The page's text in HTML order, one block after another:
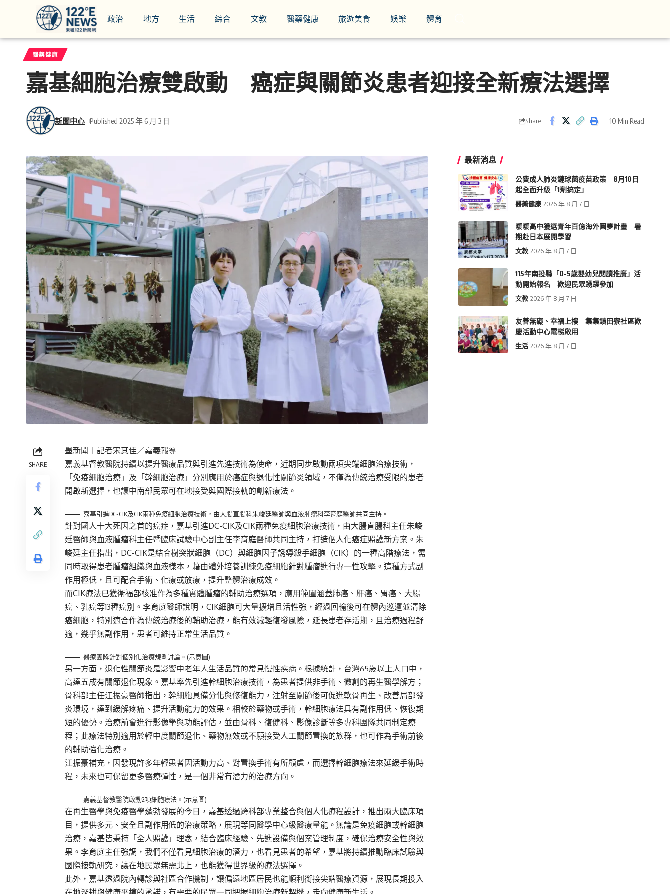
政治 地方 生活 綜合 文教 醫藥健康 旅遊美食 娛樂 體育
醫藥健康
嘉基細胞治療雙啟動 癌症與關節炎患者迎接全新療法選擇
新聞中心 Published 2025 年 6 月 3 日 Share 10 Min Read
SHARE
墨新聞 ｜記者宋其佳／嘉義報導
嘉義基督教醫院持續以提升醫療品質與引進先進技術為使命，近期同步啟動兩項尖端細胞治療技術，
「免疫細胞治療」及「幹細胞治療」分別應用於癌症與退化性關節炎領域，不僅為傳統治療受限的患者
開啟新選擇，也讓中南部民眾可在地接受與國際接軌的創新療法。
嘉基引進DC-CIK及CIK兩種免疫細胞治療技術，由大腸直腸科朱峻廷醫師與血液腫瘤科李育庭醫師共同主持。
針對國人十大死因之首的癌症，嘉基引進DC-CIK及CIK兩種免疫細胞治療技術，由大腸直腸科主任朱峻
廷醫師與血液腫瘤科主任暨臨床試驗中心副主任李育庭醫師共同主持，打造個人化癌症照護新方案。朱
峻廷主任指出，DC-CIK是結合樹突狀細胞（DC）與細胞因子誘導殺手細胞（CIK）的一種高階療法，需
同時取得患者腫瘤組織與血液樣本，藉由體外培養訓練免疫細胞針對腫瘤進行專一性攻擊。這種方式副
作用極低，且可配合手術、化療或放療，提升整體治療成效。
而CIK療法已獲衛福部核准作為多種實體腫瘤的輔助治療選項，應用範圍涵蓋肺癌、肝癌、胃癌、大腸
癌、乳癌等13種癌別。李育庭醫師說明，CIK細胞可大量擴增且活性強，經過回輸後可在體內巡邏並清除
癌細胞，特別適合作為傳統治療後的輔助治療，能有效減輕復發風險，延長患者存活期，且治療過程舒
適，幾乎無副作用，患者可維持正常生活品質。
醫療團隊針對個別化治療規劃討論。(示意圖)
另一方面，退化性關節炎是影響中老年人生活品質的常見慢性疾病。根據統計，台灣65歲以上人口中，
高達五成有關節退化現象。嘉基率先引進幹細胞治療技術，為患者提供非手術、微創的再生醫學解方；
骨科部主任江振豪醫師指出，幹細胞具備分化與修復能力，注射至關節後可促進軟骨再生、改善局部發
炎環境，達到緩解疼痛、提升活動能力的效果。相較於藥物或手術，幹細胞療法具有副作用低、恢復期
短的優勢。治療前會進行影像學與功能評估，並由骨科、復健科、影像診斷等多專科團隊共同制定療
程；此療法特別適用於輕中度關節退化、藥物無效或不願接受人工關節置換的族群，也可作為手術前後
的輔助強化治療。
江振豪補充，因發現許多年輕患者因活動力高、對置換手術有所顧慮，而選擇幹細胞療法來延緩手術時
程，未來也可保留更多醫療彈性，是一個非常有潛力的治療方向。
嘉義基督教醫院啟動2項細胞療法。(示意圖)
在再生醫學與免疫醫學蓬勃發展的今日，嘉基透過跨科部專業整合與個人化療程設計，推出兩大臨床項
目，提供多元、安全且副作用低的治療策略，展現等同醫學中心級醫療量能。無論是免疫細胞或幹細胞
治療，嘉基皆秉持「全人照護」理念，結合臨床經驗、先進設備與個案管理制度，確保治療安全性與效
果。李育庭主任強調，我們不僅看見細胞治療的潛力，也看見患者的希望，嘉基將持續推動臨床試驗與
國際接軌研究，讓在地民眾無需北上，也能獲得世界級的療法選擇。
此外，嘉基透過院內轉診與社區合作機制，讓偏遠地區居民也能順利銜接尖端醫療資源，展現長期投入
在地深耕與健康平權的承諾，有需要的民眾一同把握細胞治療新契機，走向健康新生活。
最新消息
公費成人肺炎鏈球菌疫苗政策 8月10日
起全面升級「1劑搞定」
醫藥健康 2026 年 8 月 7 日
暖暖高中獲選青年百億海外圓夢計畫 暑
期赴日本展開學習
文教 2026 年 8 月 7 日
115年南投縣「0-5歲嬰幼兒閱讀推廣」活
動開始報名 歡迎民眾踴躍參加
文教 2026 年 8 月 7 日
友善無礙、幸福上樓 集集鎮田寮社區歡
慶活動中心電梯啟用
生活 2026 年 8 月 7 日